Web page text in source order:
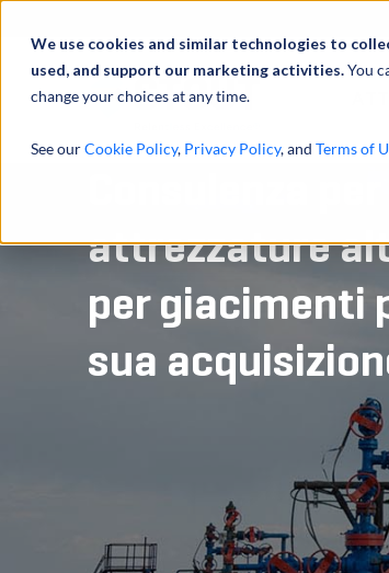
We use cookies and similar technologies to
used, and support our marketing activities.You
change your choices at any time.
See ourCookie Policy, Privacy Policy, and Terms of
Consulenza
attrezzature
per giacimenti
sua